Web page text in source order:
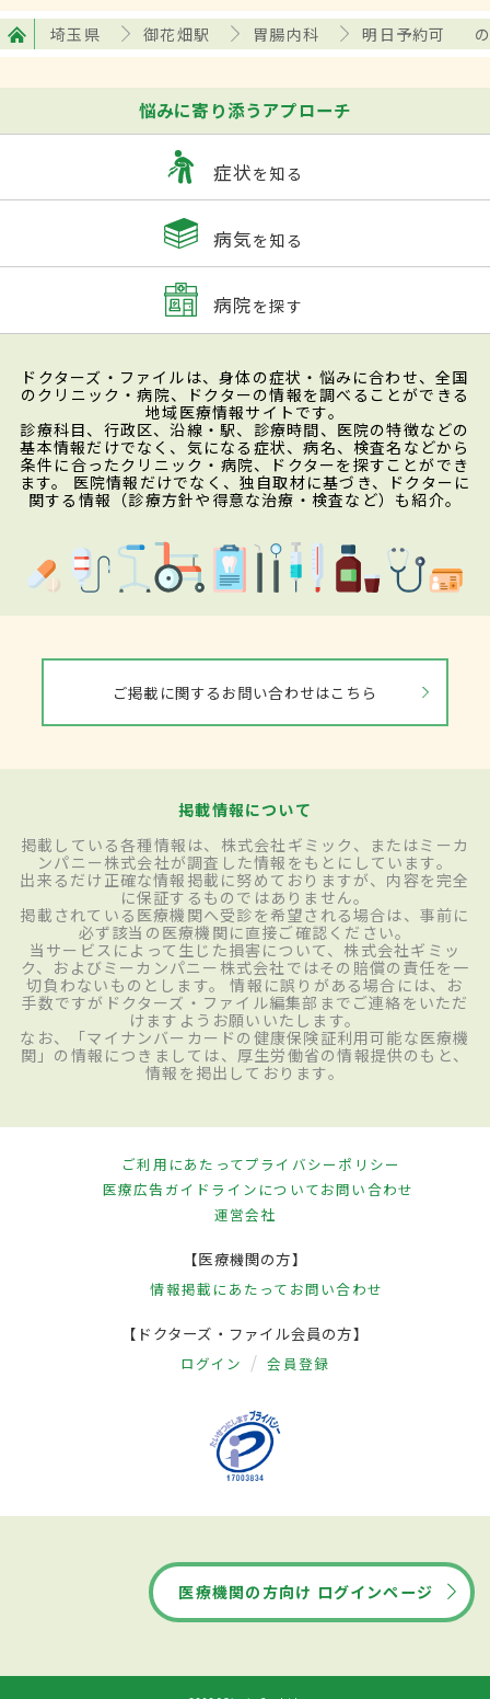
埼玉県 御花畑駅 胃腸内科 明日予約可
悩みに寄り添うアプローチ
症状を知る
病気を知る
病院を探す
ドクターズ・ファイルは、身体の症状・悩みに合わせ、全国
のクリニック・病院、ドクターの情報を調べることができる
地域医療情報サイトです。
診療科目、行政区、沿線・駅、診療時間、医院の特徴などの
基本情報だけでなく、気になる症状、病名、検査名などから
条件に合ったクリニック・病院、ドクターを探すことができ
ます。 医院情報だけでなく、独自取材に基づき、ドクターに
関する情報（診療方針や得意な治療・検査など）も紹介。
ご掲載に関するお問い合わせはこちら
掲載情報について
掲載している各種情報は、株式会社ギミック、またはミーカ
ンパニー株式会社が調査した情報をもとにしています。
出来るだけ正確な情報掲載に努めておりますが、内容を完全
に保証するものではありません。
掲載されている医療機関へ受診を希望される場合は、事前に
必ず該当の医療機関に直接ご確認ください。
当サービスによって生じた損害について、株式会社ギミッ
ク、およびミーカンパニー株式会社ではその賠償の責任を一
切負わないものとします。 情報に誤りがある場合には、お
手数ですがドクターズ・ファイル編集部までご連絡をいただ
けますようお願いいたします。
なお、「マイナンバーカードの健康保険証利用可能な医療機
関」の情報につきましては、厚生労働省の情報提供のもと、
情報を掲出しております。
ご利用にあたってプライバシーポリシー
医療広告ガイドラインについてお問い合わせ
運営会社
【医療機関の方】
情報掲載にあたって お問い合わせ
【ドクターズ・ファイル会員の方】
ログイン 会員登録
医療機関の方向け ログインページ